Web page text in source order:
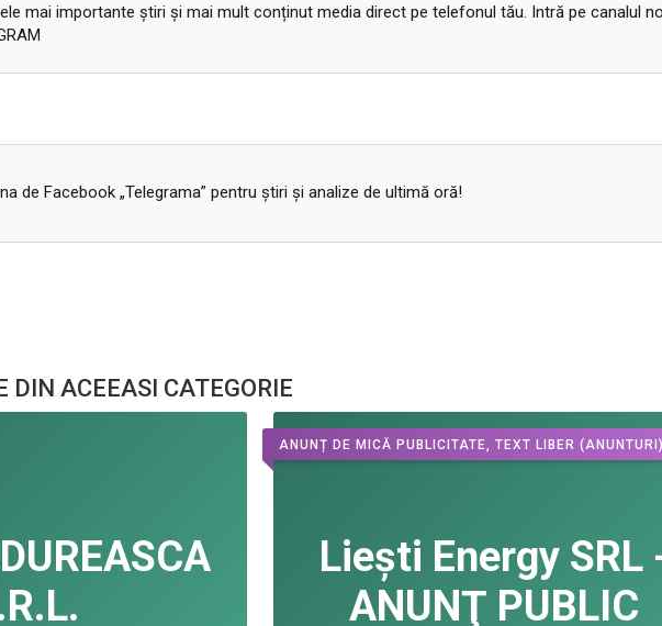
mai importante știri și mai mult conținut media direct pe telefonul tău. Intră pe canalul
de Facebook „Telegrama” pentru ştiri şi analize de ultimă oră!
DIN ACEEASI CATEGORIE
ANUNȚ DE MICĂ PUBLICITATE, TEXT LIBER